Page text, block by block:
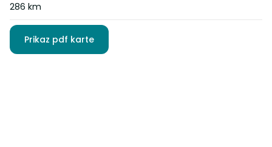
286 km
Prikaz pdf karte